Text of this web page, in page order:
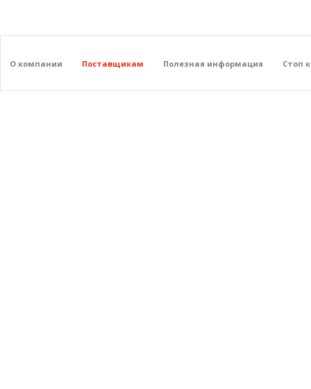
О компании Поставщикам Полезная информация Стоп